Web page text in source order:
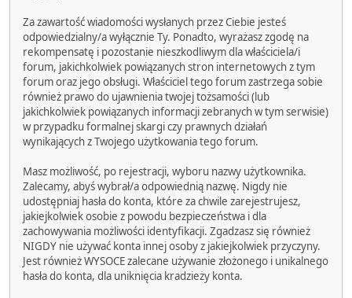
Za zawartość wiadomości wysłanych przez Ciebie jesteś
odpowiedzialny/a wyłącznie Ty. Ponadto, wyrażasz zgodę na
rekompensatę i pozostanie nieszkodliwym dla właściciela/i
forum, jakichkolwiek powiązanych stron internetowych z tym
forum oraz jego obsługi. Właściciel tego forum zastrzega sobie
również prawo do ujawnienia twojej tożsamości (lub
jakichkolwiek powiązanych informacji zebranych w tym serwisie)
w przypadku formalnej skargi czy prawnych działań
wynikających z Twojego użytkowania tego forum.
Masz możliwość, po rejestracji, wyboru nazwy użytkownika.
Zalecamy, abyś wybrał/a odpowiednią nazwę. Nigdy nie
udostępniaj hasła do konta, które za chwile zarejestrujesz,
jakiejkolwiek osobie z powodu bezpieczeństwa i dla
zachowywania możliwości identyfikacji. Zgadzasz się również
NIGDY nie używać konta innej osoby z jakiejkolwiek przyczyny.
Jest również WYSOCE zalecane używanie złożonego i unikalnego
hasła do konta, dla uniknięcia kradzieży konta.